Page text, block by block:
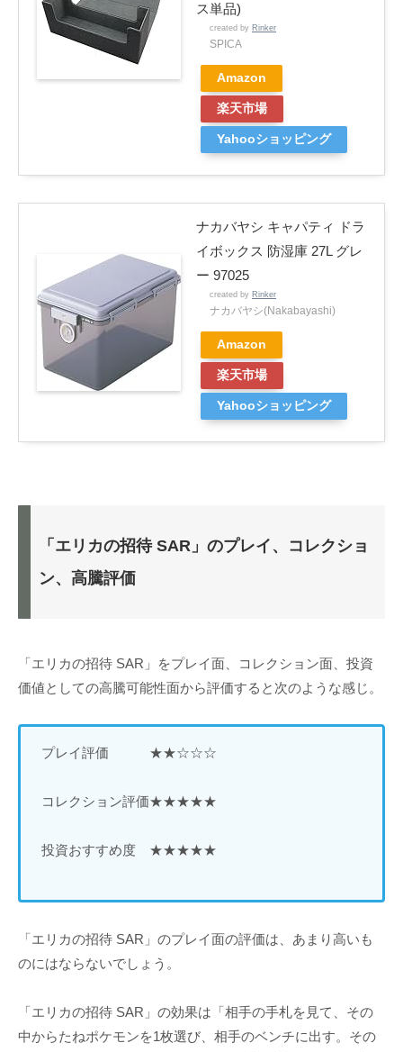
ス単品)
created by Rinker
SPICA
Amazon
楽天市場
Yahooショッピング
ナカバヤシ キャパティ ドラ
イボックス 防湿庫 27L グレ
ー 97025
created by Rinker
ナカバヤシ(Nakabayashi)
Amazon
楽天市場
Yahooショッピング
「エリカの招待 SAR」のプレイ、コレクショ
ン、高騰評価
「エリカの招待 SAR」をプレイ面、コレクション面、投資
価値としての高騰可能性面から評価すると次のような感じ。
プレイ評価 ★★☆☆☆
コレクション評価★★★★★
投資おすすめ度 ★★★★★
「エリカの招待 SAR」のプレイ面の評価は、あまり高いも
のにはならないでしょう。
「エリカの招待 SAR」の効果は「相手の手札を見て、その
中からたねポケモンを1枚選び、相手のベンチに出す。その